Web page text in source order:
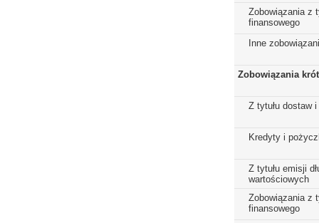
Zobowiązania z
finansowego
Inne
Zobowiązania
Z tytułu dostaw i
Kredyty i
Z tytułu emisji
wartościowych
Zobowiązania z
finansowego